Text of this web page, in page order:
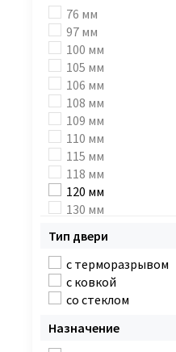
967х2055 мм
982х2053 мм
900х2045 мм
980х2045 мм
880х2050 мм
970х2049 мм
977х2059 мм
1260х2050 мм
960х2340 мм
1260х2340 мм
1540х2050 мм
1540х2340 мм
870х2050 мм
76 мм
97 мм
100 мм
105 мм
106 мм
108 мм
109 мм
110 мм
115 мм
118 мм
120 мм
130 мм
Тип двери
с терморазрывом
с ковкой
со стеклом
Назначение